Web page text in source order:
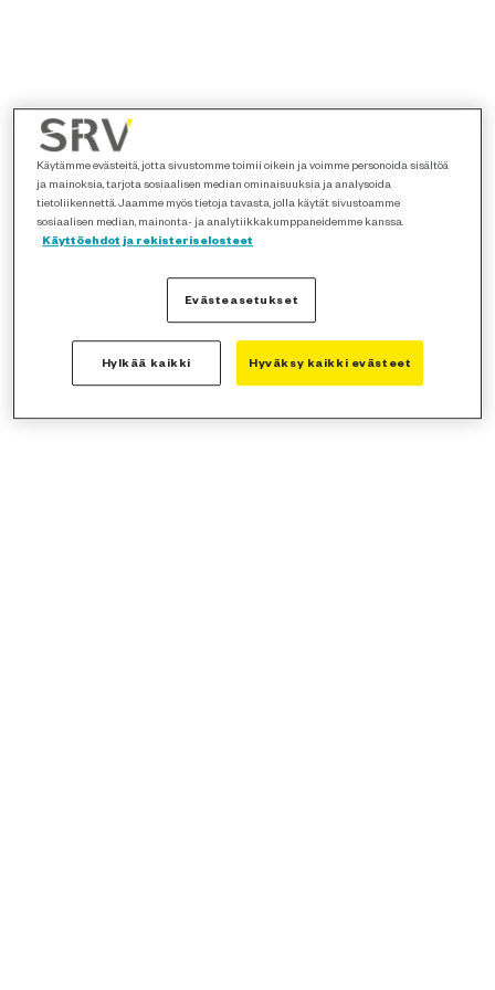
Käytämme evästeitä, jotta sivustomme toimii oikein ja voimme personoida sisältöä
ja mainoksia, tarjota sosiaalisen median ominaisuuksia ja analysoida
tietoliikennettä. Jaamme myös tietoja tavasta, jolla käytät sivustoamme
sosiaalisen median, mainonta- ja analytiikkakumppaneidemme kanssa.
Käyttöehdot ja rekisteriselosteet
Evästeasetukset
Hylkää kaikki Hyväksy kaikki evästeet